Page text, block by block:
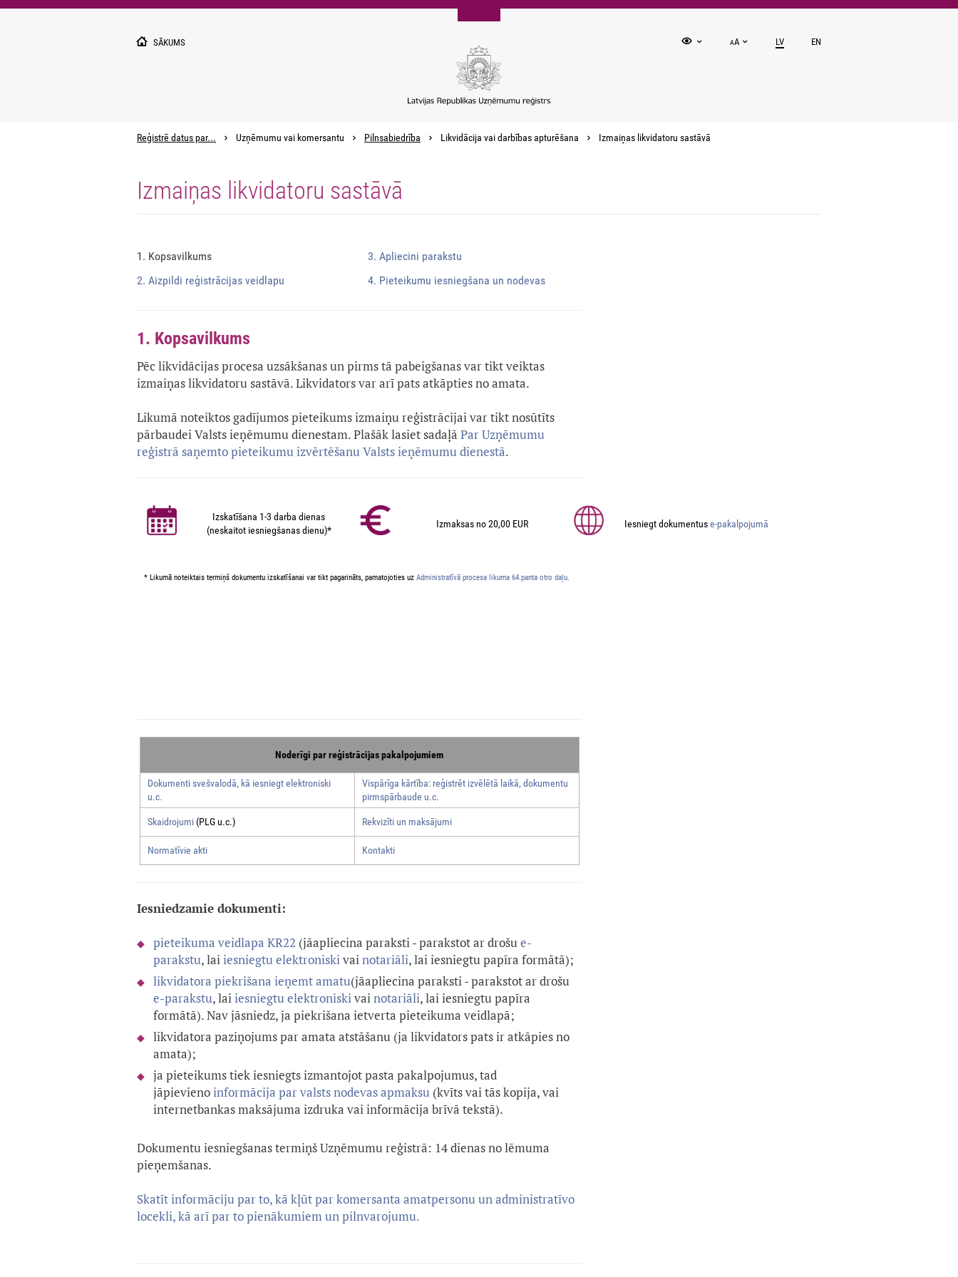
Pārlekt
SĀKUMS AA LV EN
Reģistrē datus par... Uzņēmumu vai komersantu Pilnsabiedrība Likvidācija vai darbības apturēšana Izmaiņas likvidatoru sastāvā
Izmaiņas likvidatoru sastāvā
1. Kopsavilkums
2. Aizpildi reģistrācijas veidlapu
3. Apliecini parakstu
4. Pieteikumu iesniegšana un nodevas
1. Kopsavilkums
Pēc likvidācijas procesa uzsākšanas un pirms tā pabeigšanas var tikt veiktas
izmaiņas likvidatoru sastāvā. Likvidators var arī pats atkāpties no amata.
Likumā noteiktos gadījumos pieteikums izmaiņu reģistrācijai var tikt nosūtīts
pārbaudei Valsts ieņēmumu dienestam. Plašāk lasiet sadaļā Par Uzņēmumu
reģistrā saņemto pieteikumu izvērtēšanu Valsts ieņēmumu dienestā.
Izskatīšana 1-3 darba dienas
(neskaitot iesniegšanas dienu)*
Izmaksas no 20,00 EUR Iesniegt dokumentuse-pakalpojumā
* Likumā noteiktais termiņš dokumentu izskatīšanai var tikt pagarināts, pamatojoties uz Administratīvā procesa likuma 64.panta otro daļu.
Noderīgi par reģistrācijas pakalpojumiem
Dokumenti svešvalodā, kā iesniegt elektroniski
u.c.
Vispārīga kārtība: reģistrēt izvēlētā laikā, dokumentu
pirmspārbaude u.c.
Skaidrojumi(PLG u.c.) Rekvizīti un maksājumi
Normatīvie akti Kontakti
Iesniedzamie dokumenti:
pieteikuma veidlapa KR22 (jāapliecina paraksti - parakstot ar drošue-
parakstu, laiiesniegtu elektroniskivainotariāli, lai iesniegtu papīra formātā);
likvidatora piekrišana ieņemt amatu(jāapliecina paraksti - parakstot ar drošu
e-parakstu, laiiesniegtu elektroniskivainotariāli, lai iesniegtu papīra
formātā). Nav jāsniedz, ja piekrišana ietverta pieteikuma veidlapā;
likvidatora paziņojums par amata atstāšanu (ja likvidators pats ir atkāpies no
amata);
ja pieteikums tiek iesniegts izmantojot pasta pakalpojumus, tad
jāpievienoinformācija par valsts nodevas apmaksu (kvīts vai tās kopija, vai
internetbankas maksājuma izdruka vai informācija brīvā tekstā).
Dokumentu iesniegšanas termiņš Uzņēmumu reģistrā: 14 dienas no lēmuma
pieņemšanas.
Skatīt informāciju par to, kā kļūt par komersanta amatpersonu un administratīvo
locekli, kā arī par to pienākumiem un pilnvarojumu.